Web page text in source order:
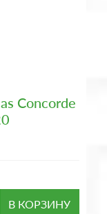
Concorde
В КОРЗИНУ